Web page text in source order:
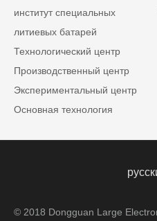
институт специальных
литиевых батарей
Технологический центр
Производственный центр
Экспериментальный центр
Основная технология
© 2018 Dongguan Large